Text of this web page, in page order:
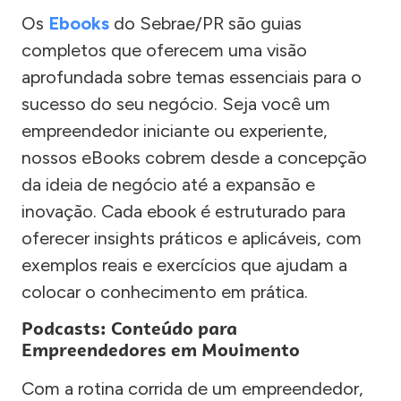
Os Ebooks do Sebrae/PR são guias
completos que oferecem uma visão
aprofundada sobre temas essenciais para o
sucesso do seu negócio. Seja você um
empreendedor iniciante ou experiente,
nossos eBooks cobrem desde a concepção
da ideia de negócio até a expansão e
inovação. Cada ebook é estruturado para
oferecer insights práticos e aplicáveis, com
exemplos reais e exercícios que ajudam a
colocar o conhecimento em prática.
Podcasts: Conteúdo para
Empreendedores em Movimento
Com a rotina corrida de um empreendedor,